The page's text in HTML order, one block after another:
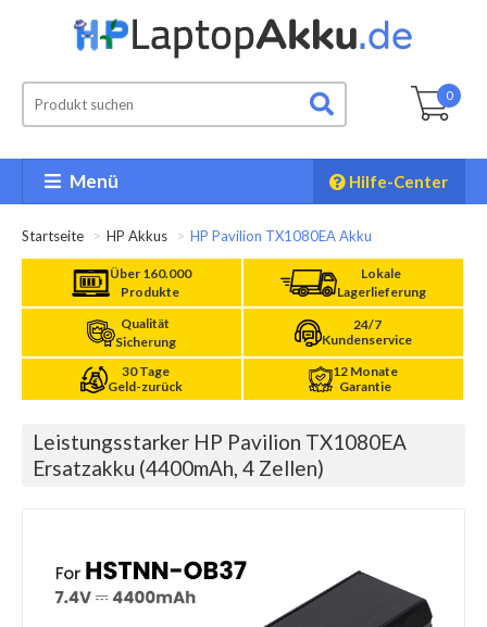
0
Menü Hilfe-Center
Startseite HP Akkus HP Pavilion TX1080EA Akku
Über 160.000
Produkte
Lokale
Lagerlieferung
Qualität
Sicherung
24/7
Kundenservice
30 Tage
Geld-zurück
12 Monate
Garantie
Leistungsstarker HP Pavilion TX1080EA
Ersatzakku (4400mAh, 4 Zellen)